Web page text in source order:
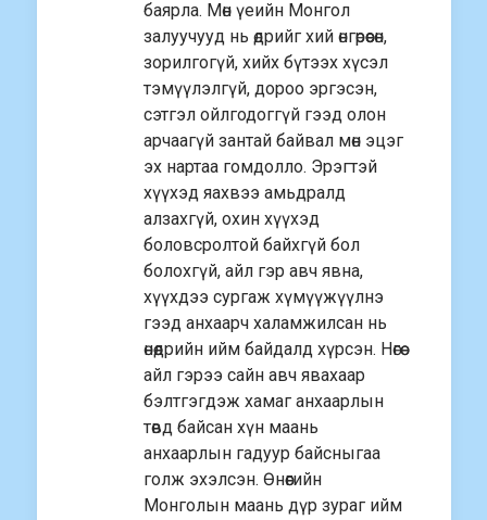
баярла. Мөн үеийн Монгол
залуучууд нь өдрийг хий өнгөрөөсөн,
зорилгогүй, хийх бүтээх хүсэл
тэмүүлэлгүй, дороо эргэсэн,
сэтгэл ойлгодоггүй гээд олон
арчаагүй зантай байвал мөн эцэг
эх нартаа гомдолло. Эрэгтэй
хүүхэд яахвээ амьдралд
алзахгүй, охин хүүхэд
боловсролтой байхгүй бол
болохгүй, айл гэр авч явна,
хүүхдээ сургаж хүмүүжүүлнэ
гээд анхаарч халамжилсан нь
өнөөдрийн ийм байдалд хүрсэн. Нөгөө
айл гэрээ сайн авч явахаар
бэлтгэгдэж хамаг анхаарлын
төвд байсан хүн маань
анхаарлын гадуур байсныгаа
голж эхэлсэн. Өнөөгийн
Монголын маань дүр зураг ийм